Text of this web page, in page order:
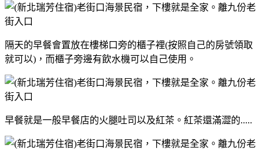
隔天的早餐會置放在樓梯口旁的櫃子裡(按照自己的房號領取
就可以)，而櫃子旁邊有飲水機可以自己使用。
早餐就是一般早餐店的火腿吐司以及紅茶。紅茶還滿澀的.....